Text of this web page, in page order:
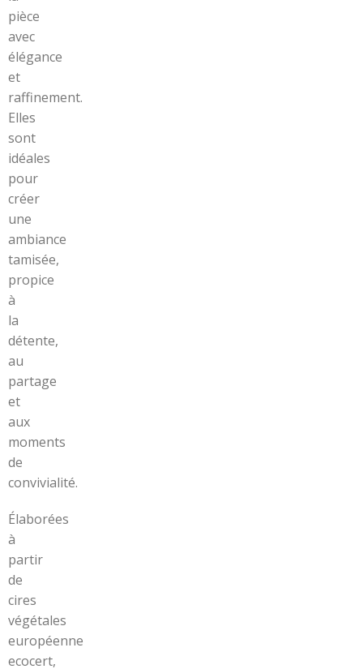
pièce
avec
élégance
et
raffinement.
Elles
sont
idéales
pour
créer
une
ambiance
tamisée,
propice
à
la
détente,
au
partage
et
aux
moments
de
convivialité.
Élaborées
à
partir
de
cires
végétales
européenne
ecocert,